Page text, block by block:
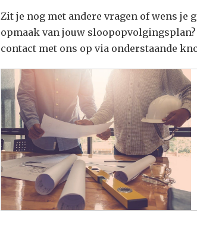
Zit je nog met andere vragen of wens je
opmaak van jouw
contact met ons op via onderstaande